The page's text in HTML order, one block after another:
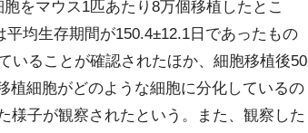
をマウス1匹あたり8万個移植したとこ
均生存期間が150.4±12.1日であったもの
いることが確認されたほか、細胞移植後50
植細胞がどのような細胞に分化しているの
様子が観察されたという。また、観察した